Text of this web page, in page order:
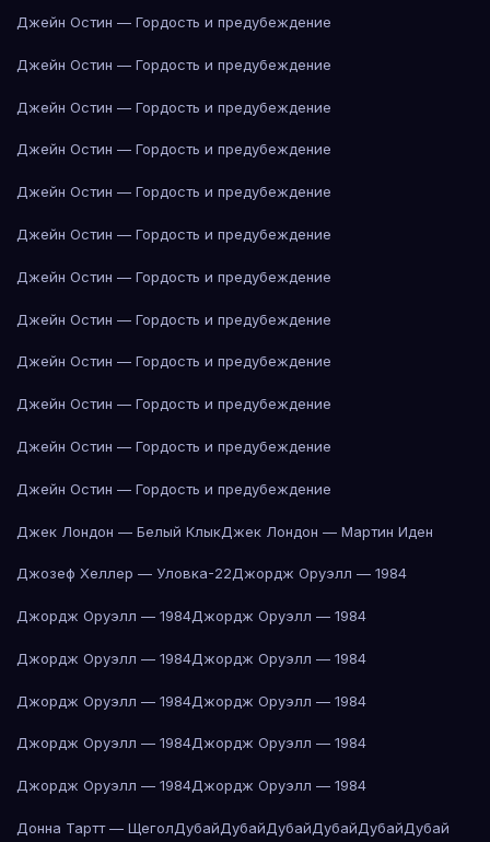
Джейн Остин — Гордость и предубеждение
Джейн Остин — Гордость и предубеждение
Джейн Остин — Гордость и предубеждение
Джейн Остин — Гордость и предубеждение
Джейн Остин — Гордость и предубеждение
Джейн Остин — Гордость и предубеждение
Джейн Остин — Гордость и предубеждение
Джейн Остин — Гордость и предубеждение
Джейн Остин — Гордость и предубеждение
Джейн Остин — Гордость и предубеждение
Джейн Остин — Гордость и предубеждение
Джейн Остин — Гордость и предубеждение
Джек Лондон — Белый КлыкДжек Лондон — Мартин Иден
Джозеф Хеллер — Уловка-22Джордж Оруэлл — 1984
Джордж Оруэлл — 1984Джордж Оруэлл — 1984
Джордж Оруэлл — 1984Джордж Оруэлл — 1984
Джордж Оруэлл — 1984Джордж Оруэлл — 1984
Джордж Оруэлл — 1984Джордж Оруэлл — 1984
Джордж Оруэлл — 1984Джордж Оруэлл — 1984
Донна Тартт — ЩеголДубайДубайДубайДубайДубайДубай